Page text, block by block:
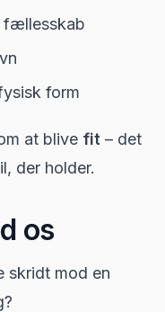
fællesskab
form
at blive fit – det
der holder.
os
skridt mod en